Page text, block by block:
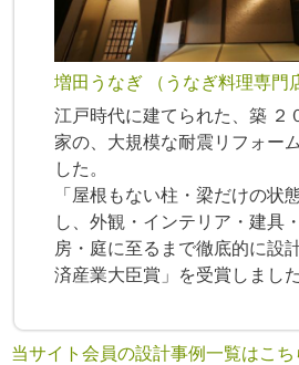
増田うなぎ （うなぎ料理専門
江戸時代に建てられた、築 ２
家の、大規模な耐震リフォー
した。
「屋根もない柱・梁だけの状
し、外観・インテリア・建具
房・庭に至るまで徹底的に設
済産業大臣賞」を受賞しました
当サイト会員の設計事例一覧はこち